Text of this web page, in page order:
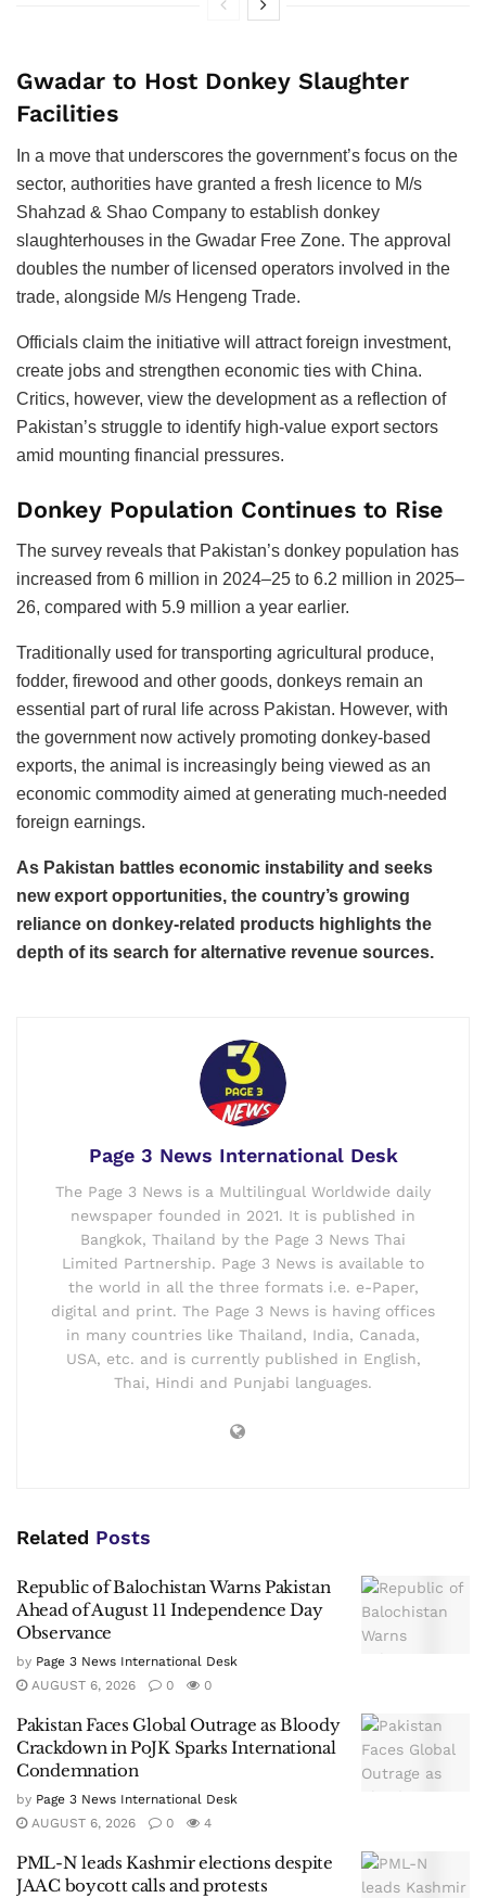
Gwadar to Host Donkey Slaughter
Facilities
In a move that underscores the government’s focus on the
sector, authorities have granted a fresh licence to M/s
Shahzad & Shao Company to establish donkey
slaughterhouses in the Gwadar Free Zone. The approval
doubles the number of licensed operators involved in the
trade, alongside M/s Hengeng Trade.
Officials claim the initiative will attract foreign investment,
create jobs and strengthen economic ties with China.
Critics, however, view the development as a reflection of
Pakistan’s struggle to identify high-value export sectors
amid mounting financial pressures.
Donkey Population Continues to Rise
The survey reveals that Pakistan’s donkey population has
increased from 6 million in 2024–25 to 6.2 million in 2025–
26, compared with 5.9 million a year earlier.
Traditionally used for transporting agricultural produce,
fodder, firewood and other goods, donkeys remain an
essential part of rural life across Pakistan. However, with
the government now actively promoting donkey-based
exports, the animal is increasingly being viewed as an
economic commodity aimed at generating much-needed
foreign earnings.
As Pakistan battles economic instability and seeks
new export opportunities, the country’s growing
reliance on donkey-related products highlights the
depth of its search for alternative revenue sources.
Page 3 News International Desk
The Page 3 News is a Multilingual Worldwide daily
newspaper founded in 2021. It is published in
Bangkok, Thailand by the Page 3 News Thai
Limited Partnership. Page 3 News is available to
the world in all the three formats i.e. e-Paper,
digital and print. The Page 3 News is having offices
in many countries like Thailand, India, Canada,
USA, etc. and is currently published in English,
Thai, Hindi and Punjabi languages.
Related Posts
Republic of Balochistan Warns Pakistan
Ahead of August 11 Independence Day
Observance
by Page 3 News International Desk
AUGUST 6, 2026
0 0
Pakistan Faces Global Outrage as Bloody
Crackdown in PoJK Sparks International
Condemnation
by Page 3 News International Desk
AUGUST 6, 2026
0 4
PML-N leads Kashmir elections despite
JAAC boycott calls and protests